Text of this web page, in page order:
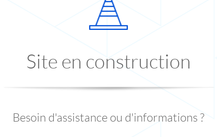
Site en construction
Besoin d'assistance ou d'informations ?